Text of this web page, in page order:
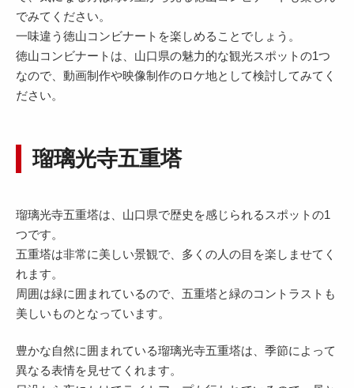
でみてください。
一味違う徳山コンビナートを楽しめることでしょう。
徳山コンビナートは、山口県の魅力的な観光スポットの1つ
なので、動画制作や映像制作のロケ地として検討してみてく
ださい。
瑠璃光寺五重塔
瑠璃光寺五重塔は、山口県で歴史を感じられるスポットの1
つです。
五重塔は非常に美しい景観で、多くの人の目を楽しませてく
れます。
周囲は緑に囲まれているので、五重塔と緑のコントラストも
美しいものとなっています。
豊かな自然に囲まれている瑠璃光寺五重塔は、季節によって
異なる表情を見せてくれます。